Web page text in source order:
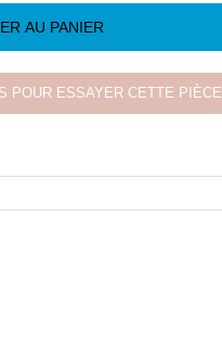
AU PANIER
POUR ESSAYER CETTE PIÈCE